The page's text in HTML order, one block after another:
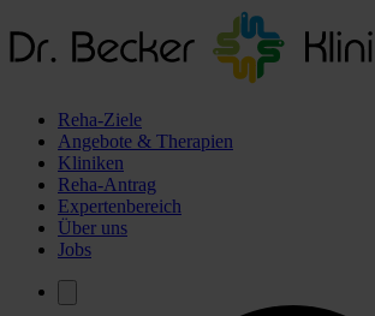
Reha-Ziele
Angebote & Therapien
Kliniken
Reha-Antrag
Expertenbereich
Über uns
Jobs